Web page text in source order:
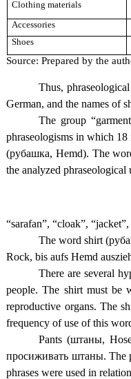
Clothing materials
Accessories
Shoes
Source: Prepared by the
Thus,
German, and the names of
The group
phraseologisms in which 18
(рубашка, Hemd). The
the analyzed
“sarafan”, “cloak”,
The word shirt
Rock, bis aufs Hemd
There are several
people. The shirt must be
reproductive organs. The
frequency of use of this
Pants (штаны,
просиживать штаны. The
phrases were used in